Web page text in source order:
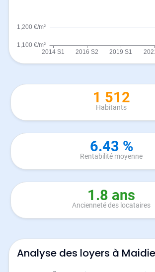
1 512
Habitants
6.43 %
Rentabilité moyenne
1.8 ans
Ancienneté des locataires
Analyse des loyers à